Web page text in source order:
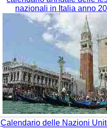
nazionali in Italia anno
Calendario delle Nazioni